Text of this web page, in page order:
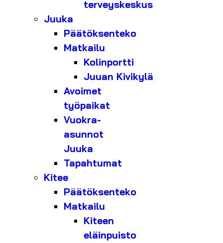
terveyskeskus
Juuka
Päätöksenteko
Matkailu
Kolinportti
Juuan Kivikylä
Avoimet
työpaikat
Vuokra-
asunnot
Juuka
Tapahtumat
Kitee
Päätöksenteko
Matkailu
Kiteen
eläinpuisto